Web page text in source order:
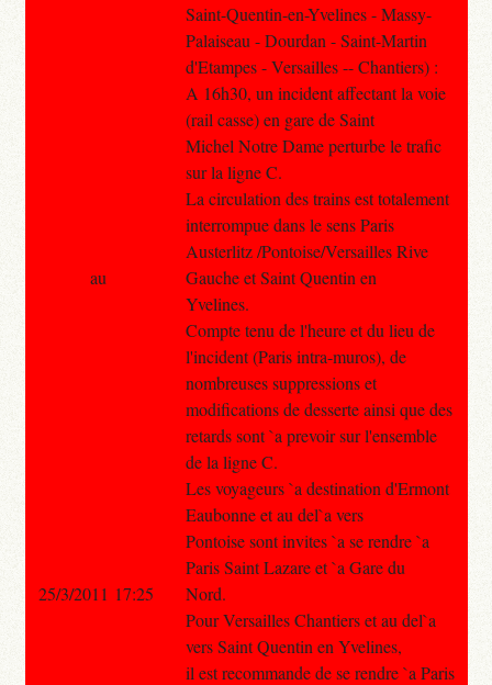
Saint-Quentin-en-Yvelines - Massy-
Palaiseau - Dourdan - Saint-Martin
d'Etampes - Versailles -- Chantiers) :
A 16h30, un incident affectant la voie
(rail casse) en gare de Saint
Michel Notre Dame perturbe le trafic
sur la ligne C.
La circulation des trains est totalement
interrompue dans le sens Paris
Austerlitz /Pontoise/Versailles Rive
Gauche et Saint Quentin en
Yvelines.
Compte tenu de l'heure et du lieu de
l'incident (Paris intra-muros), de
nombreuses suppressions et
modifications de desserte ainsi que des
retards sont `a prevoir sur l'ensemble
de la ligne C.
Les voyageurs `a destination d'Ermont
Eaubonne et au del`a vers
Pontoise sont invites `a se rendre `a
Paris Saint Lazare et `a Gare du
Nord.
Pour Versailles Chantiers et au del`a
vers Saint Quentin en Yvelines,
il est recommande de se rendre `a Paris
au
25/3/2011 17:25